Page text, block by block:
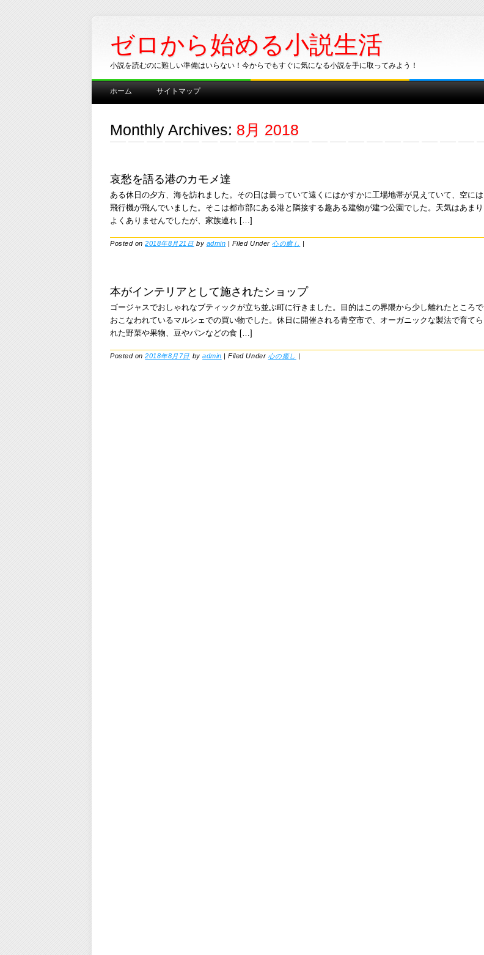
ゼロから始める小説生活
小説を読むのに難しい準備はいらない！今からでもすぐに気になる小説を手に取ってみよう！
Main menu
Skip
ホーム サイトマップ
Monthly Archives: 8月 2018
哀愁を語る港のカモメ達
ある休日の夕方、海を訪れました。その日は曇っていて遠くにはかすかに工場地帯が見えていて、空には
飛行機が飛んでいました。そこは都市部にある港と隣接する趣ある建物が建つ公園でした。天気はあまり
よくありませんでしたが、家族連れ […]
Posted on2018年8月21日 by admin | Filed Under心の癒し |
本がインテリアとして施されたショップ
ゴージャスでおしゃれなブティックが立ち並ぶ町に行きました。目的はこの界隈から少し離れたところで
おこなわれているマルシェでの買い物でした。休日に開催される青空市で、オーガニックな製法で育てら
れた野菜や果物、豆やパンなどの食 […]
Posted on2018年8月7日 byadmin |Filed Under 心の癒し |